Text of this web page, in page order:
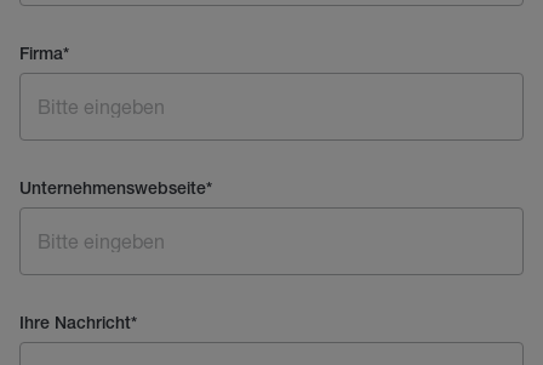
Firma*
Unternehmenswebseite*
Ihre Nachricht*